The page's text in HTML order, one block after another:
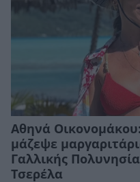
Αθηνά
μάζεψε
Γαλλικής
Τσερέλα